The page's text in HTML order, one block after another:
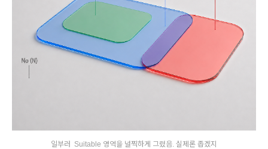
일부러 Suitable 영역을 널찍하게 그렸음. 실제론 좁겠지